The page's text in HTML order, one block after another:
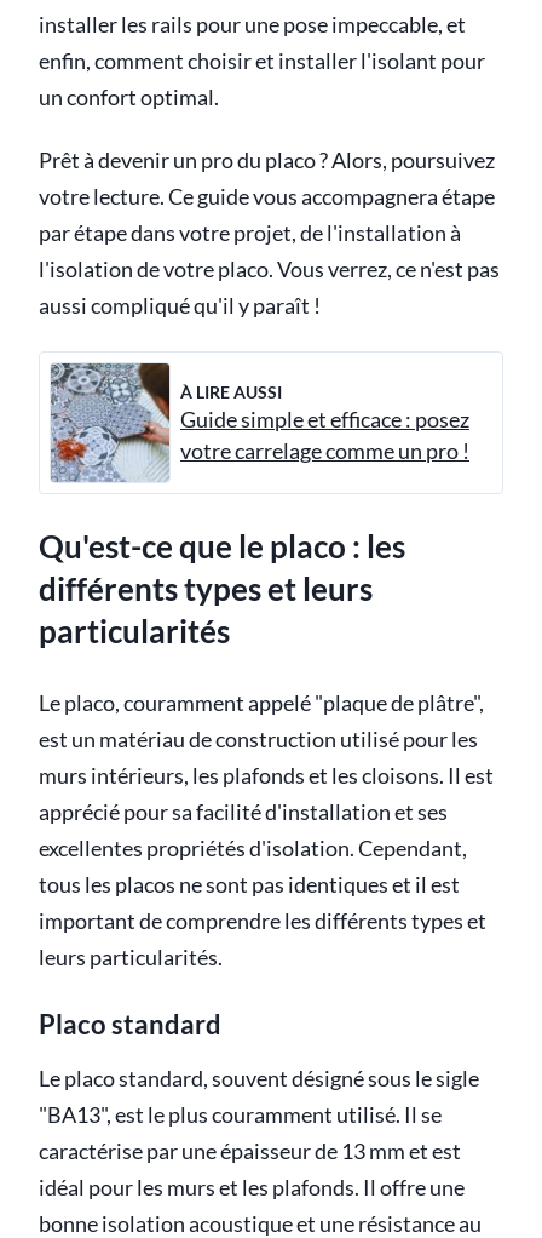
installer les rails pour une pose impeccable, et
enfin, comment choisir et installer l'isolant pour
un confort optimal.
Prêt à devenir un pro du placo ? Alors, poursuivez
votre lecture. Ce guide vous accompagnera étape
par étape dans votre projet, de l'installation à
l'isolation de votre placo. Vous verrez, ce n'est pas
aussi compliqué qu'il y paraît !
À LIRE AUSSI
Guide simple et efficace : posez
votre carrelage comme un pro !
Qu'est-ce que le placo : les
différents types et leurs
particularités
Le placo, couramment appelé "plaque de plâtre",
est un matériau de construction utilisé pour les
murs intérieurs, les plafonds et les cloisons. Il est
apprécié pour sa facilité d'installation et ses
excellentes propriétés d'isolation. Cependant,
tous les placos ne sont pas identiques et il est
important de comprendre les différents types et
leurs particularités.
Placo standard
Le placo standard, souvent désigné sous le sigle
"BA13", est le plus couramment utilisé. Il se
caractérise par une épaisseur de 13 mm et est
idéal pour les murs et les plafonds. Il offre une
bonne isolation acoustique et une résistance au